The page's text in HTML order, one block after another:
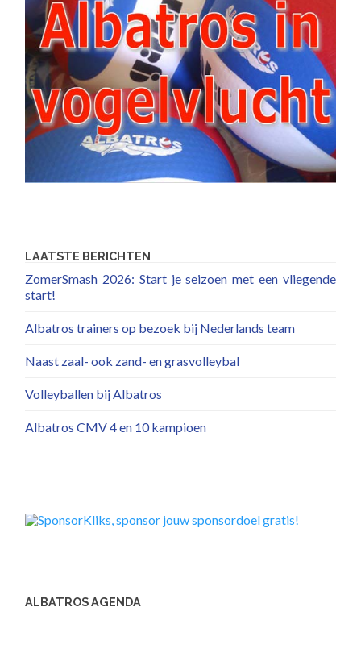
LAATSTE BERICHTEN
ZomerSmash 2026: Start je seizoen met een vliegende
start!
Albatros trainers op bezoek bij Nederlands team
Naast zaal- ook zand- en grasvolleybal
Volleyballen bij Albatros
Albatros CMV 4 en 10 kampioen
ALBATROS AGENDA